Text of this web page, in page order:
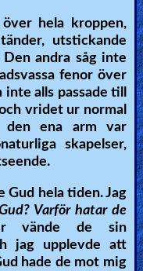
hela kroppen,
utstickande
andra såg inte
fenor över
alls passade till
vridet ur normal
den ena arm var
skapelser,
Gud hela tiden. Jag
Varför hatar de
vände de sin
jag upplevde att
hade de mot mig